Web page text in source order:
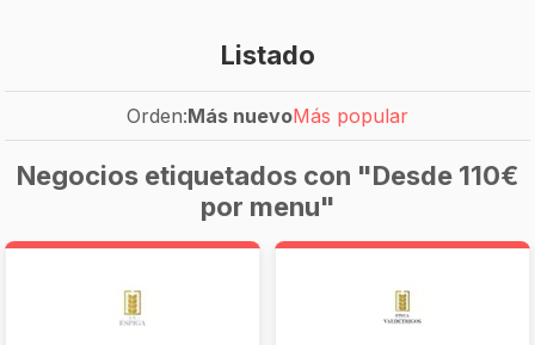
Listado
Orden:Más nuevoMás popular
Negocios etiquetados con "Desde 110€
por menu"